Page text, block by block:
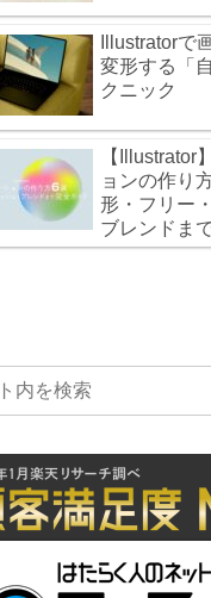
Illustratorで
変形する「
クニック
【Illustrator
ョンの作り
形・フリー
ブレンドま